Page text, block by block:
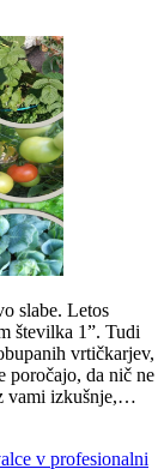
slabe. Letos
številka 1”. Tudi
vrtičkarjev,
poročajo, da nič ne
vami izkušnje,…
v profesionalni